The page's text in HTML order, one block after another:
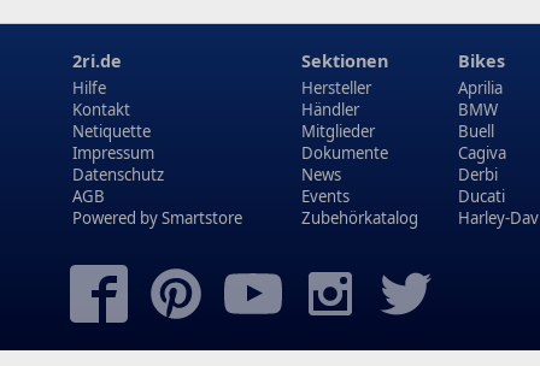
2ri.de
Hilfe
Kontakt
Netiquette
Impressum
Datenschutz
AGB
Powered bySmartstore
Sektionen
Hersteller
Händler
Mitglieder
Dokumente
News
Events
Zubehörkatalog
Bikes
Aprilia
BMW
Buell
Cagiva
Derbi
Ducati
Harley-